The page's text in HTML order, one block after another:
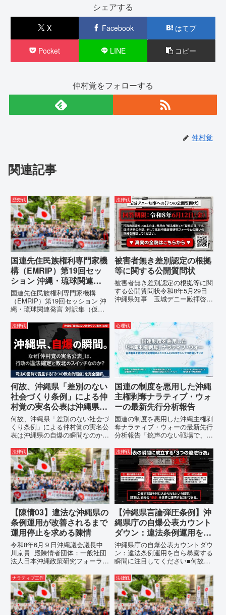
シェアする
X Facebook はてブ
Pocket LINE コピー
仲村覚をフォローする
仲村覚
関連記事
歴史戦
国連先住民族権利専門家機
構（EMRIP）第19回セッ
ション 沖縄・琉球関連発
言 対訳集（仮訳）
国連先住民族権利専門家機構
（EMRIP）第19回セッション 沖
縄・琉球関連発言 対訳集（仮
（EMRIP）の各会合において行
われた、沖縄・琉球の先住民族指
定、PFAS（有機フッ素化合物）
問題、米軍基地、伝統文化（...
法律戦
被害者無き差別認定の根拠
等に関する公開質問状
被害者無き差別認定の根拠等に関
する公開質問状令和8年5月29日
沖縄県知事 玉城デニー殿拝啓貴
ます。私は、適正な意見陳述（弁
明）を行うにあたり、沖縄県行政
手続条例第28条で定められた...
法律戦
何故、沖縄県「差別のない
社会づくり条例」による仲
村覚の実名公表は沖縄県の
自爆の瞬間なのか？その3
つの理由。
何故、沖縄県「差別のない社会づ
くり条例」による仲村覚の実名公
表は沖縄県の自爆の瞬間なのか？
強行しようとしている「仲村覚の
実名公表」。行政側はこの行為
を、特定の個人を社会的制裁に追
い込むための「仕上げ」だと考え
て...
心理戦
国連の制度を悪用した沖縄
主権剥奪ナラティブ・ウォ
ーの最新先行分析報告
国連の制度を悪用した沖縄主権剥
奪ナラティブ・ウォーの最新先行
分析報告「銃声のない戦場で、日
いる。」現代の戦争は、ミサイル
が飛来する以前に始まっていま
す。国連という国際的な舞台で、
巧妙な「言説（ナラティブ）」が
張...
法律戦
【陳情03】違法な沖縄県の
条例運用が改善されるまで
運用停止を求める陳情
令和8年6月９日沖縄議会議長中
川京貴 殿陳情者団体：一般社団
法人日本沖縄政策研究フォーラム
所：沖縄県那覇市電 話：080-違
法な沖縄県の条例運用が改善され
るまで運用停止を求める陳情陳情
の趣旨沖縄県は、「沖縄県...
法律戦
【沖縄県言論弾圧条例】沖
縄県庁の自爆公表カウント
ダウン：違法条例運用を自
ら暴露する瞬間に注目して
ください
沖縄県庁の自爆公表カウントダウ
ン：違法条例運用を自ら暴露する
瞬間に注目してください■何故、
テルを貼りたい本当の理由「なぜ
沖縄県庁は、法を無視してまで私
を封じ込めようとするのか。」そ
の理由は明確です。県政が統治
の...
ナラティブ工作 法律戦